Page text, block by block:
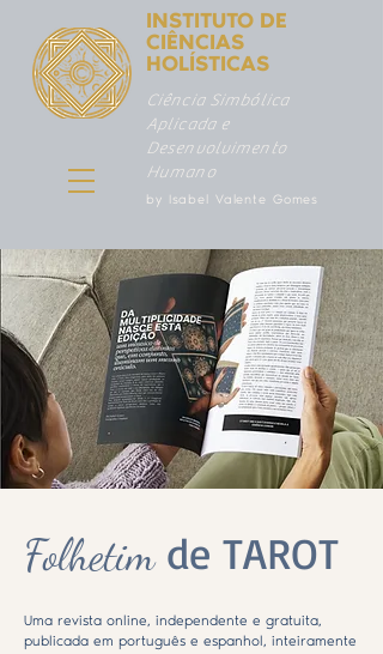
INSTITUTO DE
CIÊNCIAS
HOLÍSTICAS
by Isabel Valente Gomes
Ciência Simbólica
Aplicada e
Desenvolvimento
Humano
Folhetimde TAROT
Uma revista online, independente e gratuita,
publicada em português e espanhol, inteiramente